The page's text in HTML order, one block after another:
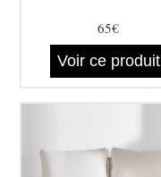
65€
Voir ce produit